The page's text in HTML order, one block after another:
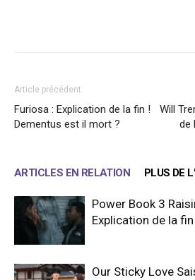
Article précédent
Furiosa : Explication de la fin !
Dementus est il mort ?
Will
de
ARTICLES EN RELATION PLUS DE
Power Book 3
Explication de la fin
Our Sticky Love